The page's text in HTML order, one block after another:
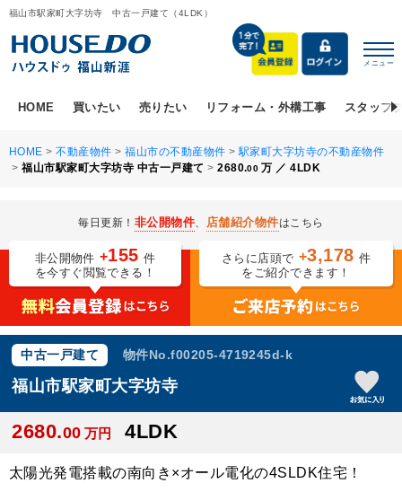
福山市駅家町大字坊寺 中古一戸建て（4LDK）
メニュー
HOME 買いたい 売りたい リフォーム・外構工事 スタッフ
HOME >不動産物件 >福山市の不動産物件 >駅家町大字坊寺の不動産物件
>福山市駅家町大字坊寺 中古一戸建て >2680.00 万 ／ 4LDK
毎日更新！ 非公開物件、 店舗紹介物件はこちら
非公開物件 +155 件
を今すぐ閲覧できる！
さらに店頭で +3,178 件
をご紹介できます！
中古一戸建て 物件No.f00205-4719245d-k
福山市駅家町大字坊寺
2680.00 万円 4LDK
太陽光発電搭載の南向き×オール電化の4SLDK住宅！